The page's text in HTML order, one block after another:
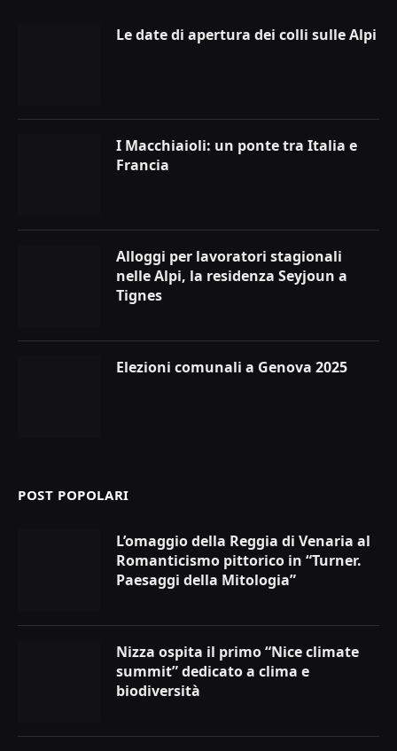
Le date di apertura dei colli sulle Alpi
I Macchiaioli: un ponte tra Italia e
Francia
Alloggi per lavoratori stagionali
nelle Alpi, la residenza Seyjoun a
Tignes
Elezioni comunali a Genova 2025
POST POPOLARI
L’omaggio della Reggia di Venaria al
Romanticismo pittorico in “Turner.
Paesaggi della Mitologia”
Nizza ospita il primo “Nice climate
summit” dedicato a clima e
biodiversità